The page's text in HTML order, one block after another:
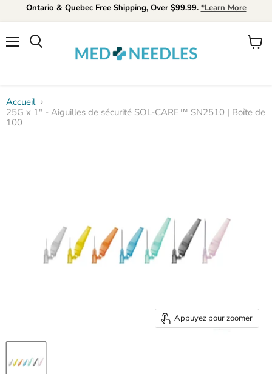
Ontario & Quebec Free Shipping, Over $99.99. *Learn More
Rechercher
Voir
Accueil
25G x 1" - Aiguilles de sécurité SOL-CARE™ SN2510 | Boîte de
100
Appuyez pour zoomer